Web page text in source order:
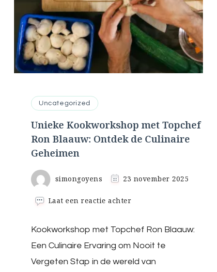
Uncategorized
Unieke Kookworkshop met Topchef
Ron Blaauw: Ontdek de Culinaire
Geheimen
simongoyens 23 november 2025
Laat een reactie achter
met
Topchef
Ron
Blaauw:
Kookworkshop met Topchef Ron Blaauw:
Een Culinaire Ervaring om Nooit te
Vergeten Stap in de wereld van